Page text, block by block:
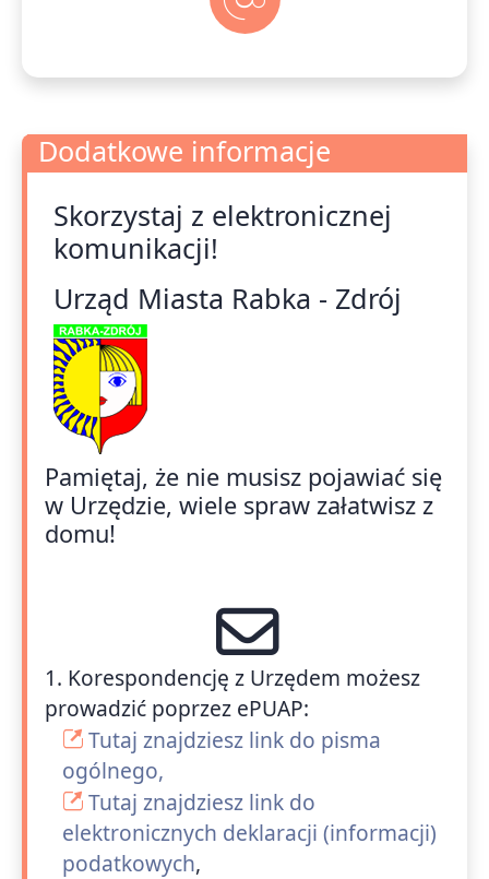
Dodatkowe informacje
Dodatkowe informacje
Skorzystaj z elektronicznej
komunikacji!
Urząd Miasta Rabka - Zdrój
Pamiętaj, że nie musisz pojawiać się
w Urzędzie, wiele spraw załatwisz z
domu!
1. Korespondencję z Urzędem możesz
prowadzić poprzez ePUAP:
Tutaj znajdziesz link do pisma
ogólnego,
Tutaj znajdziesz link do
elektronicznych deklaracji (informacji)
podatkowych,